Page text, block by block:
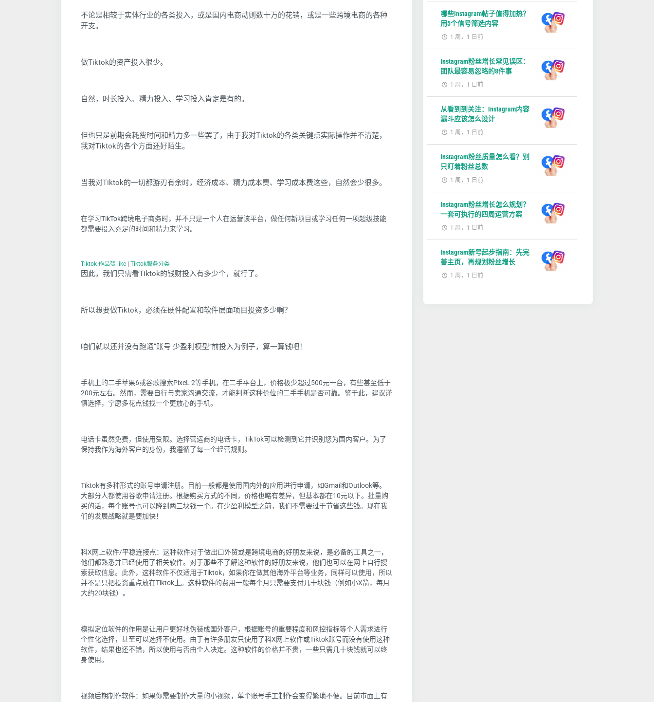
不论是相较于实体行业的各类投入，或是国内电商动则数十万的花销，或是一些跨境电商的各种
开支。
做Tiktok的资产投入很少。
自然，时长投入、精力投入、学习投入肯定是有的。
但也只是前期会耗费时间和精力多一些罢了，由于我对Tiktok的各类关键点实际操作并不清楚，
我对Tiktok的各个方面还好陌生。
当我对Tiktok的一切都游刃有余时，经济成本、精力成本费、学习成本费这些，自然会少很多。
在学习TikTok跨境电子商务时，并不只是一个人在运营该平台，做任何新项目或学习任何一项超级技能
都需要投入充足的时间和精力来学习。
Tiktok 作品赞 like | Tiktok服务分类
因此，我们只需看Tiktok的钱财投入有多少个，就行了。
所以想要做Tiktok，必须在硬件配置和软件层面项目投资多少啊？
咱们就以还并没有跑通“账号 少盈利模型”前投入为例子，算一算钱吧！
手机上的二手苹果6或谷歌搜索PixeL 2等手机，在二手平台上，价格极少超过500元一台，有些甚至低于
200元左右。然而，需要自行与卖家沟通交流，才能判断这种价位的二手手机是否可靠。鉴于此，建议谨
慎选择，宁愿多花点钱找一个更放心的手机。
电话卡虽然免费，但使用受限。选择营运商的电话卡，TikTok可以检测到它并识别您为国内客户。为了
保持我作为海外客户的身份，我遵循了每一个经营规则。
Tiktok有多种形式的账号申请注册。目前一般都是使用国内外的应用进行申请，如Gmail和Outlook等。
大部分人都使用谷歌申请注册。根据购买方式的不同，价格也略有差异，但基本都在10元以下。批量购
买的话，每个账号也可以降到两三块钱一个。在少盈利模型之前，我们不需要过于节省这些钱。现在我
们的发展战略就是要加快！
科X网上软件/平稳连接点：这种软件对于做出口外贸或是跨境电商的好朋友来说，是必备的工具之一，
他们都熟悉并已经使用了相关软件。对于那些不了解这种软件的好朋友来说，他们也可以在网上自行搜
索获取信息。此外，这种软件不仅适用于Tiktok，如果你在做其他海外平台等业务，同样可以使用，所以
并不是只把投资重点放在Tiktok上。这种软件的费用一般每个月只需要支付几十块钱（例如小X箭，每月
大约20块钱）。
模拟定位软件的作用是让用户更好地伪装成国外客户，根据账号的重要程度和风控指标等个人需求进行
个性化选择，甚至可以选择不使用。由于有许多朋友只使用了科X网上软件或Tiktok账号而没有使用这种
软件，结果也还不错，所以使用与否由个人决定。这种软件的价格并不贵，一些只需几十块钱就可以终
身使用。
视频后期制作软件：如果你需要制作大量的小视频，单个账号手工制作会变得繁琐不便。目前市面上有
哪些Instagram帖子值得加热？
用5个信号筛选内容
1 周，1 日前
Instagram粉丝增长常见误区：
团队最容易忽略的8件事
1 周，1 日前
从看到到关注：Instagram内容
漏斗应该怎么设计
1 周，1 日前
Instagram粉丝质量怎么看？别
只盯着粉丝总数
1 周，1 日前
Instagram粉丝增长怎么规划？
一套可执行的四周运营方案
1 周，1 日前
Instagram新号起步指南：先完
善主页，再规划粉丝增长
1 周，1 日前